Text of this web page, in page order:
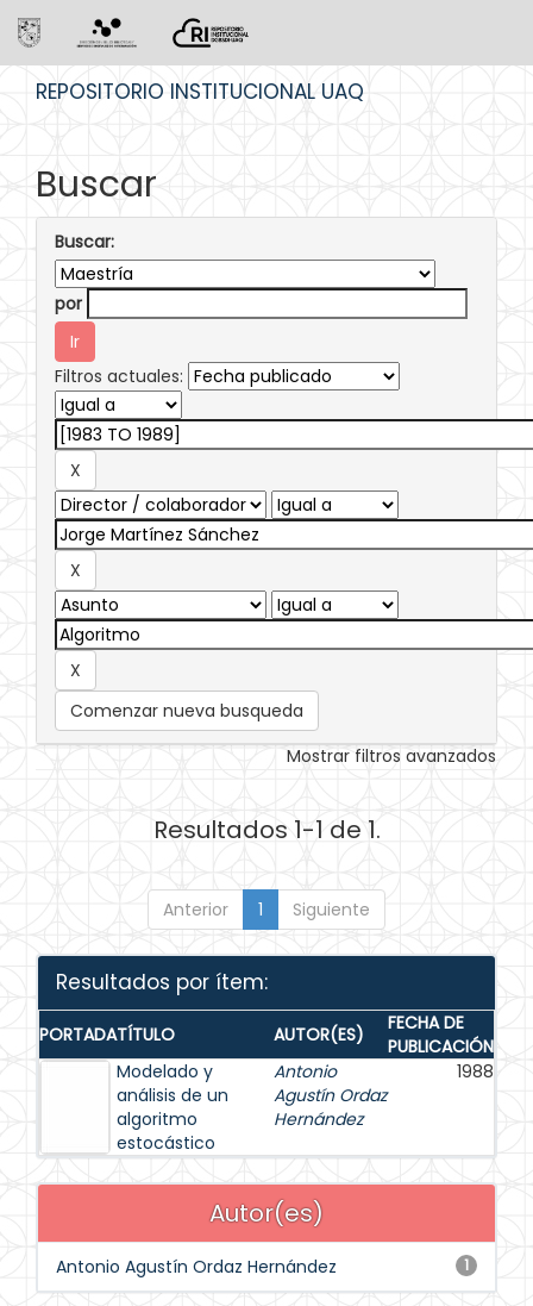
REPOSITORIO INSTITUCIONAL UAQ
Buscar
Buscar:
por
Filtros actuales:
Comenzar nueva busqueda
Mostrar filtros avanzados
Resultados 1-1 de 1.
Anterior 1 Siguiente
Resultados por ítem:
PORTADATÍTULO AUTOR(ES)
FECHA DE
PUBLICACIÓN
Modelado y
análisis de un
algoritmo
estocástico
Antonio
Agustín Ordaz
Hernández
1988
Autor(es)
1
Antonio Agustín Ordaz Hernández